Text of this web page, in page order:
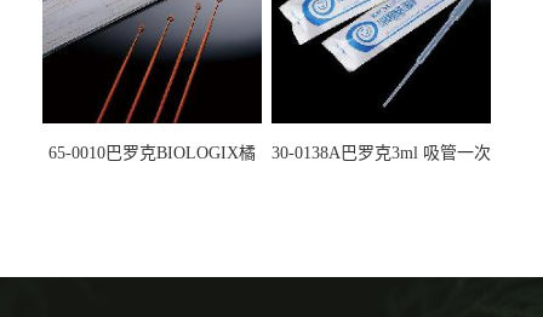
65-0010巴罗克BIOLOGIX橘
30-0138A巴罗克3ml 吸管一次